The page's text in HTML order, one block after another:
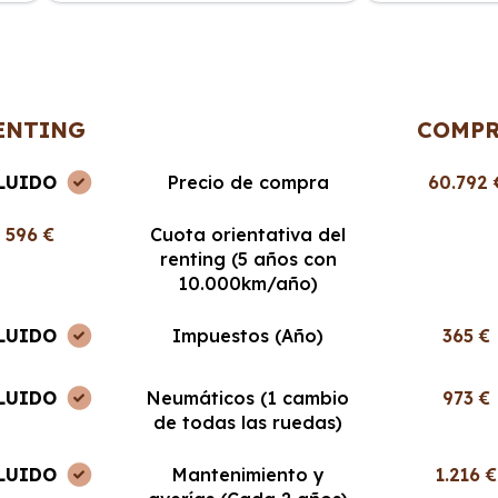
Precio de compra 60.792
596 €
Cuota orientativa del
renting (5 años con
10.000km/año)
Impuestos (Año) 365 €
Neumáticos (1 cambio
de todas las ruedas)
973 €
Mantenimiento y
1.216 €